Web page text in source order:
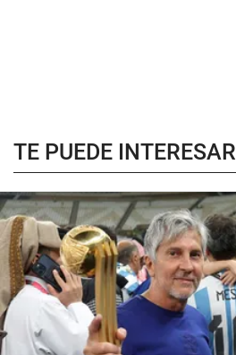
TE PUEDE INTERESAR